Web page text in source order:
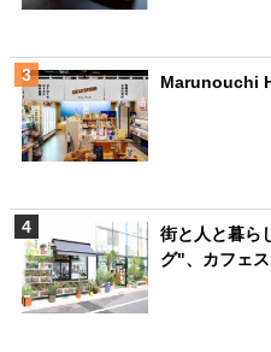
Marunouchi
街と人と暮ら
グ"、カフェス